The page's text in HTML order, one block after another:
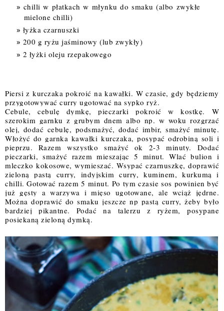
chilli w płatkach w młynku do smaku (albo zwykłe
mielone chilli)
łyżka czarnuszki
200 g ryżu jaśminowy (lub zwykły)
2 łyżki oleju rzepakowego
Piersi z kurczaka pokroić na kawałki. W czasie, gdy będziemy
przygotowywać curry ugotować na sypko ryż.
Cebule, cebulę dymkę, pieczarki pokroić w kostkę. W
szerokim garnku z grubym dnem albo np. w woku rozgrzać
olej, dodać cebulę, podsmażyć, dodać imbir, smażyć minutę.
Włożyć do garnka kawałki kurczaka, posypać odrobiną soli i
pieprzu. Razem wszystko smażyć ok 2-3 minuty. Dodać
pieczarki, smażyć razem mieszając 5 minut. Wlać bulion i
mleczko kokosowe, wymieszać. Wsypać czarnuszkę, doprawić
zieloną pastą curry, indyjskim curry, kuminem, kurkumą i
chilli. Gotować razem 5 minut. Po tym czasie sos powinien być
już gęsty a warzywa i mięso ugotowane, ale wciąż jędrne.
Można doprawić do smaku jeszcze np pastą curry, żeby było
bardziej pikantne. Podać na talerzu z ryżem, posypane
posiekaną zieloną dymką.